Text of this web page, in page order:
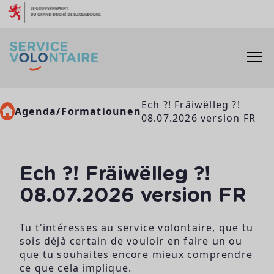
Skip to content
Agenda/FormatiounenEch ?! Fräiwëlleg ?!
08.07.2026 version FR
Ech ?! Fräiwëlleg ?!
08.07.2026 version FR
Tu t'intéresses au service volontaire, que tu
sois déjà certain de vouloir en faire un ou
que tu souhaites encore mieux comprendre
ce que cela implique.